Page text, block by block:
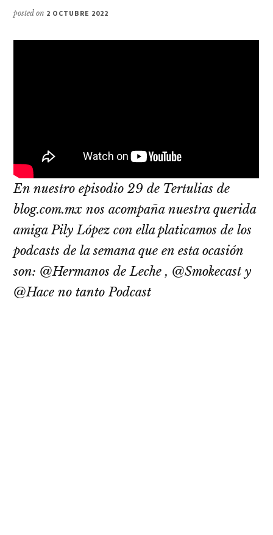
posted on 2 OCTUBRE 2022
En nuestro episodio 29 de Tertulias de
blog.com.mx nos acompaña nuestra querida
amiga Pily López con ella platicamos de los
podcasts de la semana que en esta ocasión
son: @Hermanos de Leche , @Smokecast y
@Hace no tanto Podcast